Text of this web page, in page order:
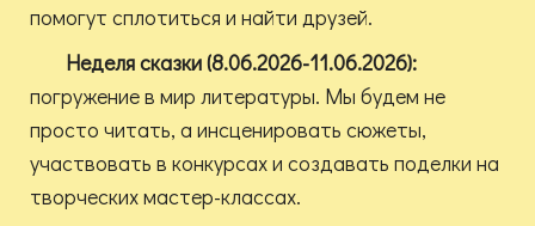
помогут сплотиться и найти друзей.
Неделя сказки (8.06.2026-11.06.2026):
погружение в мир литературы. Мы будем не
просто читать, а инсценировать сюжеты,
участвовать в конкурсах и создавать поделки на
творческих мастер-классах.